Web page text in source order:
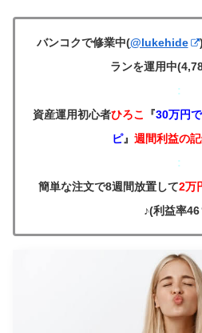
バンコクで修業中(@lukehide
ランを運用中
:
資産運用初心者ひろこ 『30万円
ピ』 週間利益の記
:
簡単な注文で8週間放置して2万
♪(利益率46